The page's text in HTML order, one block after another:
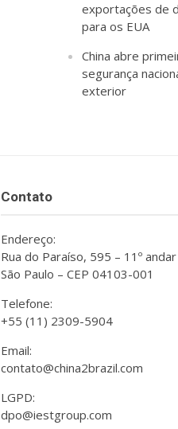
exportações de
para os EUA
China abre
segurança
exterior
Contato
Endereço:
Rua do Paraíso, 595 – 11º andar
São Paulo – CEP 04103-001
Telefone:
+55 (11) 2309-5904
Email:
contato@china2brazil.com
LGPD:
dpo@iestgroup.com